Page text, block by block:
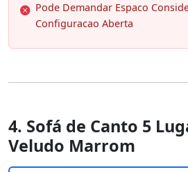
Pode Demandar Espaco
Configuracao Aberta
4. Sofá de Canto 5
Veludo Marrom